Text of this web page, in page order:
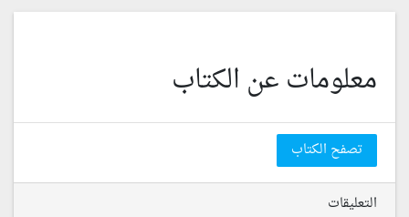
معلومات عن الكتاب
تصفح الكتاب
التعليقات